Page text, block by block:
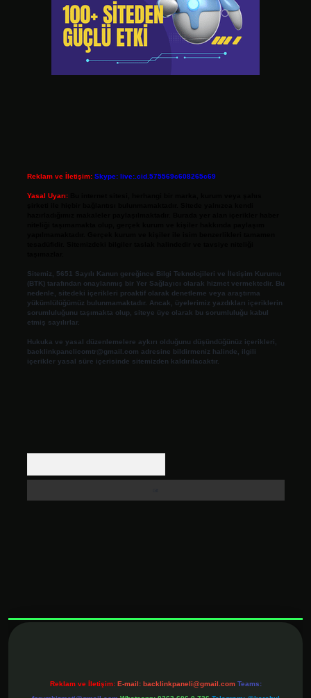
Reklam ve İletişim: Skype: live:.cid.575569c608265c69
Yasal Uyarı:
Sitemiz, 5651 Sayılı Kanun gereğince Bilgi Teknolojileri ve İletişim Kurumu
(BTK) tarafından onaylanmış bir Yer Sağlayıcı olarak hizmet vermektedir. Bu
nedenle, sitedeki içerikleri proaktif olarak denetleme veya araştırma
yükümlülüğümüz bulunmamaktadır. Ancak, üyelerimiz yazdıkları içeriklerin
sorumluluğunu taşımakta olup, siteye üye olarak bu sorumluluğu kabul
etmiş sayılırlar.
Hukuka ve yasal düzenlemelere aykırı olduğunu düşündüğünüz içerikleri,
backlinkpanelicomtr@gmail.com adresine bildirmeniz halinde, ilgili
içerikler yasal süre içerisinde sitemizden kaldırılacaktır.
Reklam ve İletişim: E-mail: backlinkpaneli@gmail.com Teams: